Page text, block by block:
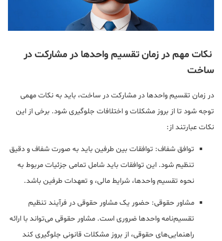
نکات مهم در زمان تقسیم واحدها در مشارکت در
ساخت
در زمان تقسیم واحدها در مشارکت در ساخت، باید به نکات مهمی
توجه شود تا از بروز مشکلات و اختلافات جلوگیری شود. برخی از این
نکات عبارتند از:
توافق شفاف: توافقات بین طرفین باید به صورت شفاف و دقیق
تنظیم شود. این توافقات باید شامل تمامی جزئیات مربوط به
نحوه تقسیم واحدها، شرایط مالی، و تعهدات طرفین باشد.
مشاور حقوقی: حضور یک مشاور حقوقی در فرآیند تنظیم
تقسیم‌نامه واحدها ضروری است. مشاور حقوقی می‌تواند با ارائه
راهنمایی‌های حقوقی، از بروز مشکلات قانونی جلوگیری کند